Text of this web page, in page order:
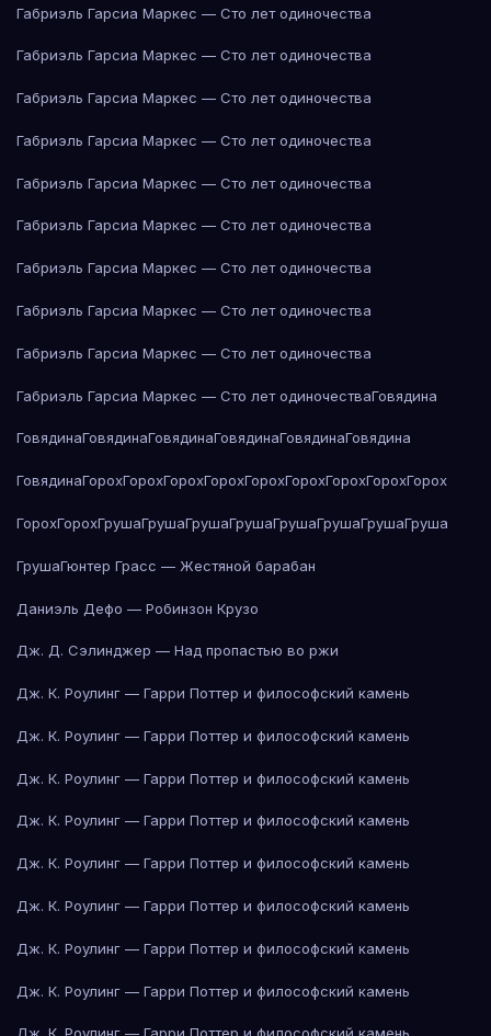
Габриэль Гарсиа Маркес — Сто лет одиночества
Габриэль Гарсиа Маркес — Сто лет одиночества
Габриэль Гарсиа Маркес — Сто лет одиночества
Габриэль Гарсиа Маркес — Сто лет одиночества
Габриэль Гарсиа Маркес — Сто лет одиночества
Габриэль Гарсиа Маркес — Сто лет одиночества
Габриэль Гарсиа Маркес — Сто лет одиночества
Габриэль Гарсиа Маркес — Сто лет одиночества
Габриэль Гарсиа Маркес — Сто лет одиночества
Габриэль Гарсиа Маркес — Сто лет одиночестваГовядина
ГовядинаГовядинаГовядинаГовядинаГовядинаГовядина
ГовядинаГорохГорохГорохГорохГорохГорохГорохГорохГорох
ГорохГорохГрушаГрушаГрушаГрушаГрушаГрушаГрушаГруша
ГрушаГюнтер Грасс — Жестяной барабан
Даниэль Дефо — Робинзон Крузо
Дж. Д. Сэлинджер — Над пропастью во ржи
Дж. К. Роулинг — Гарри Поттер и философский камень
Дж. К. Роулинг — Гарри Поттер и философский камень
Дж. К. Роулинг — Гарри Поттер и философский камень
Дж. К. Роулинг — Гарри Поттер и философский камень
Дж. К. Роулинг — Гарри Поттер и философский камень
Дж. К. Роулинг — Гарри Поттер и философский камень
Дж. К. Роулинг — Гарри Поттер и философский камень
Дж. К. Роулинг — Гарри Поттер и философский камень